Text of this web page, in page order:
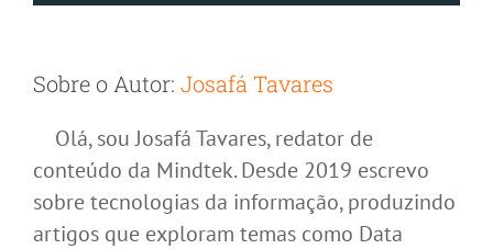
Sobre o Autor: Josafá Tavares
Olá, sou Josafá Tavares, redator de
conteúdo da Mindtek. Desde 2019 escrevo
sobre tecnologias da informação, produzindo
artigos que exploram temas como Data